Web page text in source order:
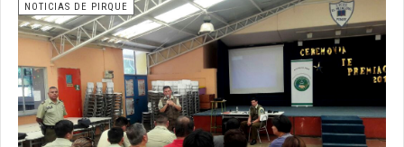
NOTICIAS DE PIRQUE